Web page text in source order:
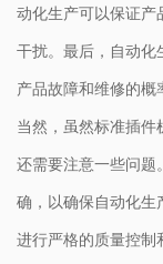
动化生产可以保证产
干扰。最后，自动化
产品故障和维修的概
当然，虽然标准插
还需要注意一些问题
确，以确保自动化
进行严格的质量控制